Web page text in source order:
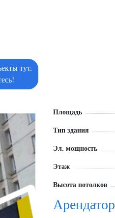
тут.
Площадь
Тип здания
Эл. мощность
Этаж
Высота потолков
Арендатор